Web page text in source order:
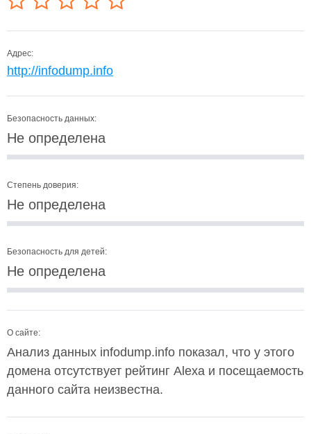
Адрес:
http://infodump.info
Безопасность данных:
Не определена
Степень доверия:
Не определена
Безопасность для детей:
Не определена
О сайте:
Анализ данных infodump.info показал, что у этого
домена отсутствует рейтинг Alexa и посещаемость
данного сайта неизвестна.